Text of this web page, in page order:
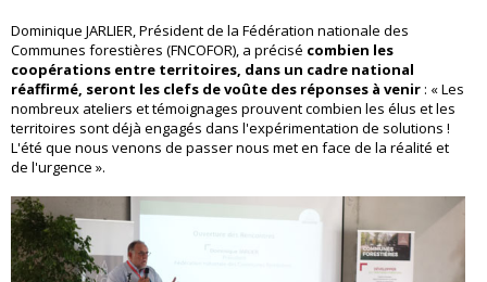
Dominique JARLIER, Président de la Fédération nationale des
Communes forestières (FNCOFOR), a précisé combien les
coopérations entre territoires, dans un cadre national
réaffirmé, seront les clefs de voûte des réponses à venir : « Les
nombreux ateliers et témoignages prouvent combien les élus et les
territoires sont déjà engagés dans l'expérimentation de solutions !
L'été que nous venons de passer nous met en face de la réalité et
de l'urgence ».